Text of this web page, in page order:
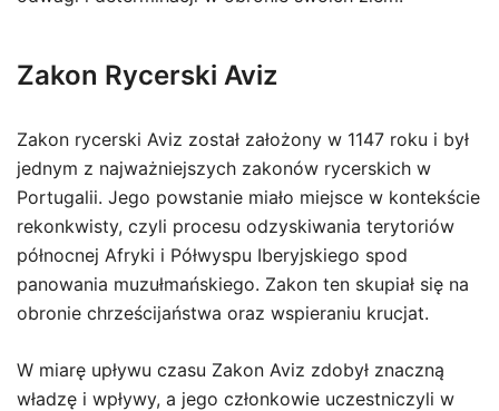
Zakon Rycerski Aviz
Zakon rycerski Aviz został założony w 1147 roku i był
jednym z najważniejszych zakonów rycerskich w
Portugalii. Jego powstanie miało miejsce w kontekście
rekonkwisty, czyli procesu odzyskiwania terytoriów
północnej Afryki i Półwyspu Iberyjskiego spod
panowania muzułmańskiego. Zakon ten skupiał się na
obronie chrześcijaństwa oraz wspieraniu krucjat.
W miarę upływu czasu Zakon Aviz zdobył znaczną
władzę i wpływy, a jego członkowie uczestniczyli w